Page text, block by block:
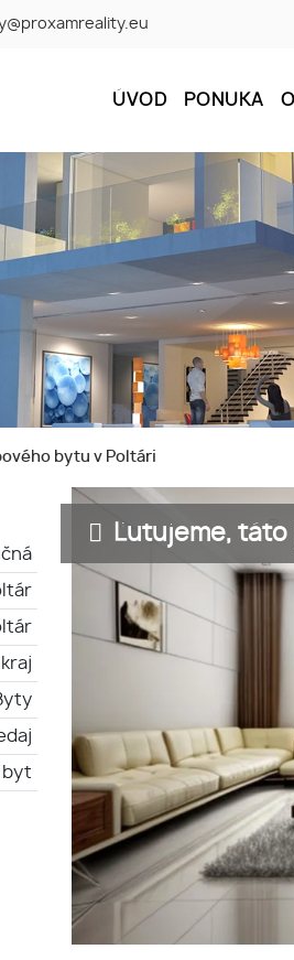
ÚVOD PONUKA
bytu v Poltári
byt
Ľutujeme, táto